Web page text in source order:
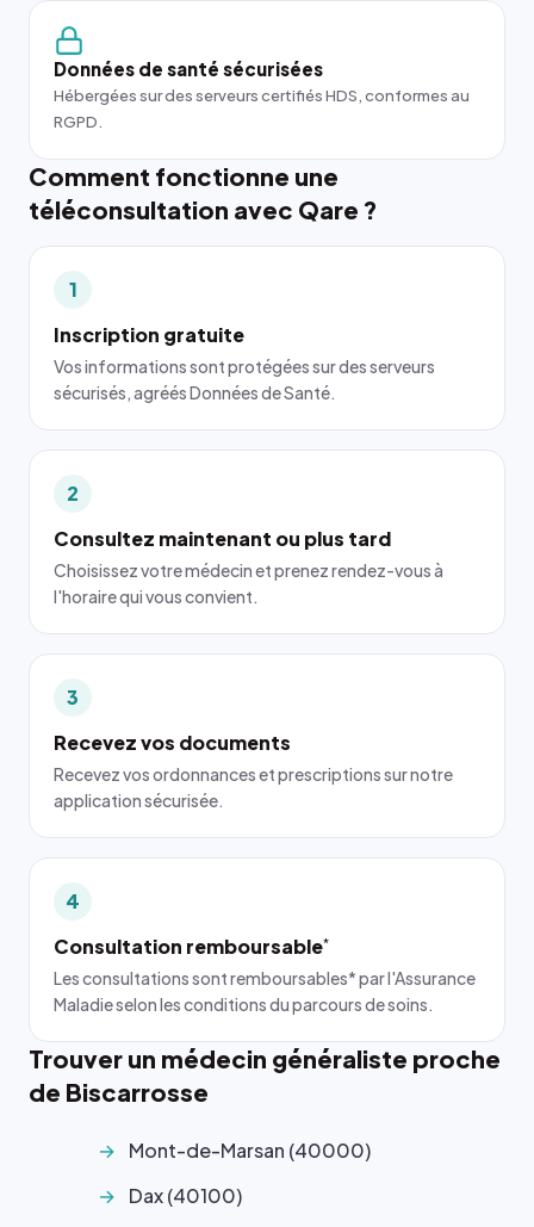
Données de santé sécurisées
Hébergées sur des serveurs certifiés HDS, conformes au
RGPD.
Comment fonctionne une
téléconsultation avec Qare ?
1
Inscription gratuite
Vos informations sont protégées sur des serveurs
sécurisés, agréés Données de Santé.
2
Consultez maintenant ou plus tard
Choisissez votre médecin et prenez rendez-vous à
l'horaire qui vous convient.
3
Recevez vos documents
Recevez vos ordonnances et prescriptions sur notre
application sécurisée.
4
Consultation remboursable*
Les consultations sont remboursables* par l'Assurance
Maladie selon les conditions du parcours de soins.
Trouver un médecin généraliste proche
de Biscarrosse
Mont-de-Marsan (40000)
Dax (40100)